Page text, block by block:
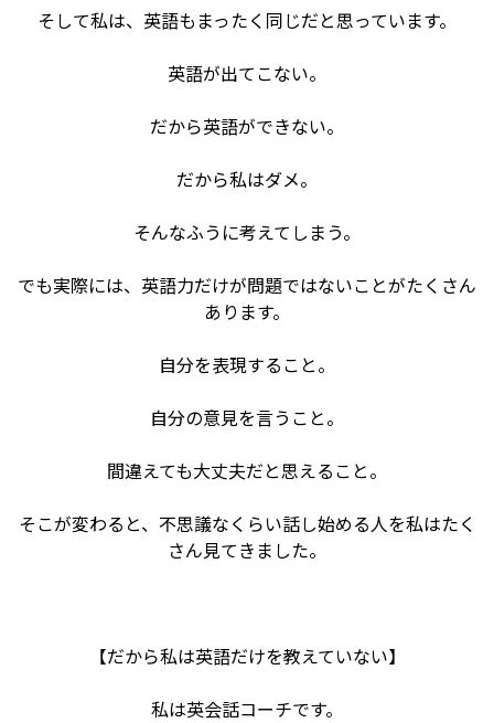
そして私は、英語もまったく同じだと思っています。
英語が出てこない。
だから英語ができない。
だから私はダメ。
そんなふうに考えてしまう。
でも実際には、英語力だけが問題ではないことがたくさん
あります。
自分を表現すること。
自分の意見を言うこと。
間違えても大丈夫だと思えること。
そこが変わると、不思議なくらい話し始める人を私はたく
さん見てきました。
【だから私は英語だけを教えていない】
私は英会話コーチです。